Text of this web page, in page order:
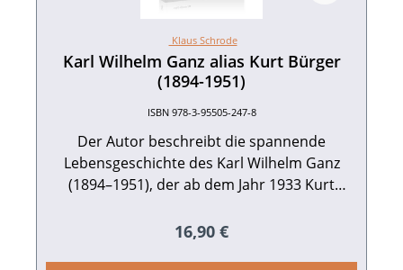
Klaus Schrode
Karl Wilhelm Ganz alias Kurt Bürger
(1894-1951)
ISBN 978-3-95505-247-8
Der Autor beschreibt die spannende
Lebensgeschichte des Karl Wilhelm Ganz
(1894–1951), der ab dem Jahr 1933 Kurt
weitverzweigten Familie aus dem verarmten
Regulärer Preis:
16,90 €